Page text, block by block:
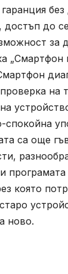
достъп до
за
„Смартфон
на
са още
която
ново.